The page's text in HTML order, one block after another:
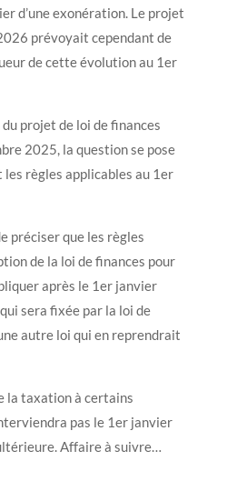
d’une exonération. Le projet
prévoyait cependant de
de cette évolution au 1er
du projet de loi de finances
2025, la question se pose
règles applicables au 1er
préciser que les règles
de la loi de finances pour
après le 1er janvier
sera fixée par la loi de
autre loi qui en reprendrait
la taxation à certains
pas le 1er janvier
Affaire à suivre…